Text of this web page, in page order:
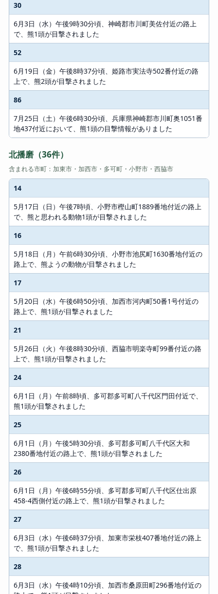
30
6月3日（水）午後9時30分頃、神崎郡市川町美佐付近の路上
で、熊1頭が目撃されました
52
6月19日（金）午後8時37分頃、姫路市実法寺502番付近の路
上で、熊2頭が目撃されました
86
7月25日（土）午後6時30分頃、兵庫県神崎郡市川町奥1051番
地437付近において、熊1頭の目撃情報がありました
北播磨（36件）
含まれる市町：加東市・加西市・多可町・小野市・西脇市
#
内容
14
5月17日（日）午後7時頃、小野市樫山町1889番地付近の路上
で、熊と思われる動物1頭が目撃されました
16
5月18日（月）午前6時30分頃、小野市池尻町1630番地付近の
路上で、熊ようの動物が目撃されました
17
5月20日（水）午後6時50分頃、加西市河内町50番1号付近の
路上で、熊1頭が目撃されました
21
5月26日（火）午後8時30分頃、西脇市明楽寺町99番付近の路
上で、熊1頭が目撃されました
24
6月1日（月）午前8時頃、多可郡多可町八千代区門田付近で、
熊1頭が目撃されました
25
6月1日（月）午後5時30分頃、多可郡多可町八千代区大和
2380番地付近の路上で、熊1頭が目撃されました
26
6月1日（月）午後6時55分頃、多可郡多可町八千代区仕出原
458-4西側付近の路上で、熊1頭が目撃されました
27
6月3日（水）午後6時37分頃、加東市栄枝407番地付近の路上
で、熊1頭が目撃されました
28
6月3日（水）午後4時10分頃、加西市桑原田町296番地付近の